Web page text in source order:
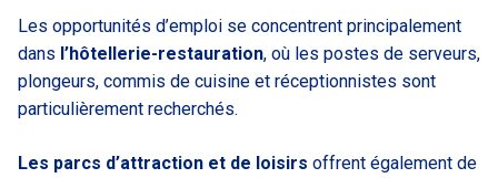
Les opportunités d’emploi se concentrent principalement
dans l’hôtellerie-restauration, où les postes de serveurs,
plongeurs, commis de cuisine et réceptionnistes sont
particulièrement recherchés.
Les parcs d’attraction et de loisirs offrent également de